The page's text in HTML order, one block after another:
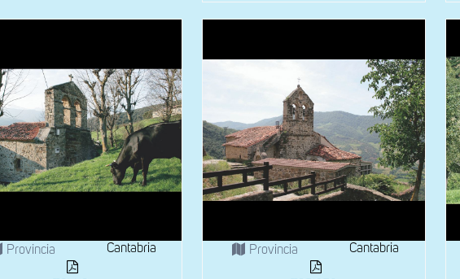
Provincia Cantabria Provincia Cantabria